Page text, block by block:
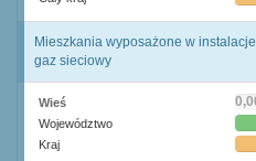
Mieszkania wyposażone w
gaz sieciowy
Wieś
Województwo
Kraj